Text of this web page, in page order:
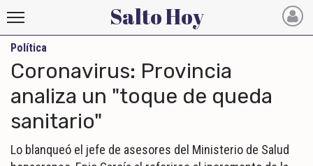
Salto
Hoy
INICIO
NOTICIAS RECIENTES
Salto Hoy
Política
Coronavirus: Provincia
analiza un "toque de queda
sanitario"
Lo blanqueó el jefe de asesores del Ministerio de Salud